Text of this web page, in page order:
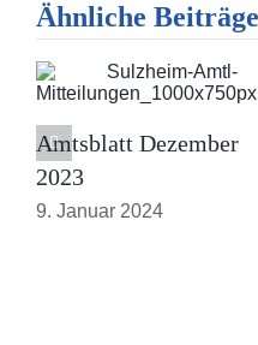
Ähnliche Beiträge
Amtsblatt Dezember
2023
9. Januar 2024